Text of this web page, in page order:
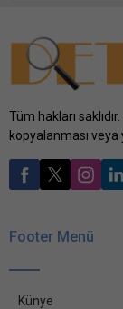
Tüm hakları
kopyalanması veya
Footer Menü
Künye